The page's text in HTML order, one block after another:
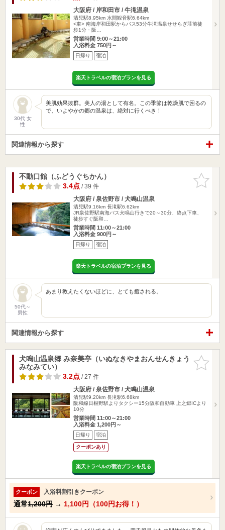
大阪府 / 岸和田市 / 牛滝温泉
清児駅8.95km 水間観音駅6.64km
<車> 南海岸和田駅からバス53分牛滝温泉せせらぎ荘前徒
歩1分・阪…
営業時間 9:00～21:00
入浴料金 750円～
日帰り 宿泊
楽天トラベルの宿泊プランを見る
30代 女
性
美肌効果抜群。美人の湯として有名。この季節は乾燥肌で困るの
で、いよやかの郷の温泉は、絶対に行くべき！
関連情報から探す
お気に入
りに追加
不動口館（ふどうぐちかん）
3.4点/ 39 件
大阪府 / 泉佐野市 / 犬鳴山温泉
清児駅9.16km 長滝駅6.62km
JR泉佐野駅南海バス犬鳴山行きで20～30分、終点下車、
徒歩すぐ阪和…
営業時間 11:00～21:00
入浴料金 900円～
日帰り 宿泊
楽天トラベルの宿泊プランを見る
50代～
男性
あまり教えたくないほどに、とても癒される。
関連情報から探す
お気に入
りに追加
犬鳴山温泉郷 み奈美亭（いぬなきやまおんせんきょう
みなみてい）
3.2点/ 27 件
大阪府 / 泉佐野市 / 犬鳴山温泉
清児駅9.20km 長滝駅6.68km
阪和線日根野駅よりタクシー15分阪和自動車 上之郷ICより
10分
営業時間 11:00～21:00
入浴料金 1,200円～
日帰り 宿泊
クーポンあり
楽天トラベルの宿泊プランを見る
クーポン 入浴料割引きクーポン
通常1,200円 → 1,100円（100円お得！）